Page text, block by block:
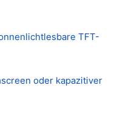
TFT-
oder kapazitiver